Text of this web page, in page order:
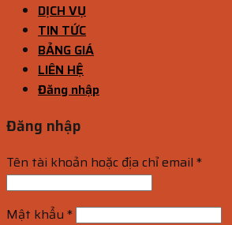
DỊCH VỤ
TIN TỨC
BẢNG GIÁ
LIÊN HỆ
Đăng nhập
Đăng nhập
Tên tài khoản hoặc địa chỉ email *
Mật khẩu *